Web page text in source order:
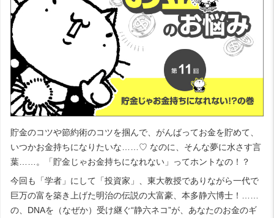
貯金のコツや節約術のコツを掴んで、がんばってお金を貯めて、
いつかお金持ちになりたいな……♡ なのに、そんな夢に水さす言
葉……。「貯金じゃお金持ちになれない」ってホントなの！？
今回も「学者」にして「投資家」、東大教授でありながら一代で
巨万の富を築き上げた明治の伝説の大富豪、本多静六博士！……
の、DNAを（なぜか）受け継ぐ“静六ネコ”が、あなたのお金のギ